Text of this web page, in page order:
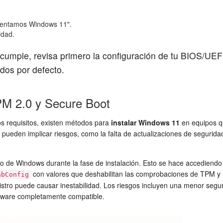
Windows 11".
revisa primero la configuración de tu BIOS/
por defecto.
2.0 y Secure Boot
requisitos, existen métodos para instalar Windows 11 en equipos
implicar riesgos, como la falta de actualizaciones de
Windows durante la fase de instalación. Esto se hace
con valores que deshabilitan las comprobaciones de TPM
puede causar inestabilidad. Los riesgos incluyen una menor
completamente compatible.